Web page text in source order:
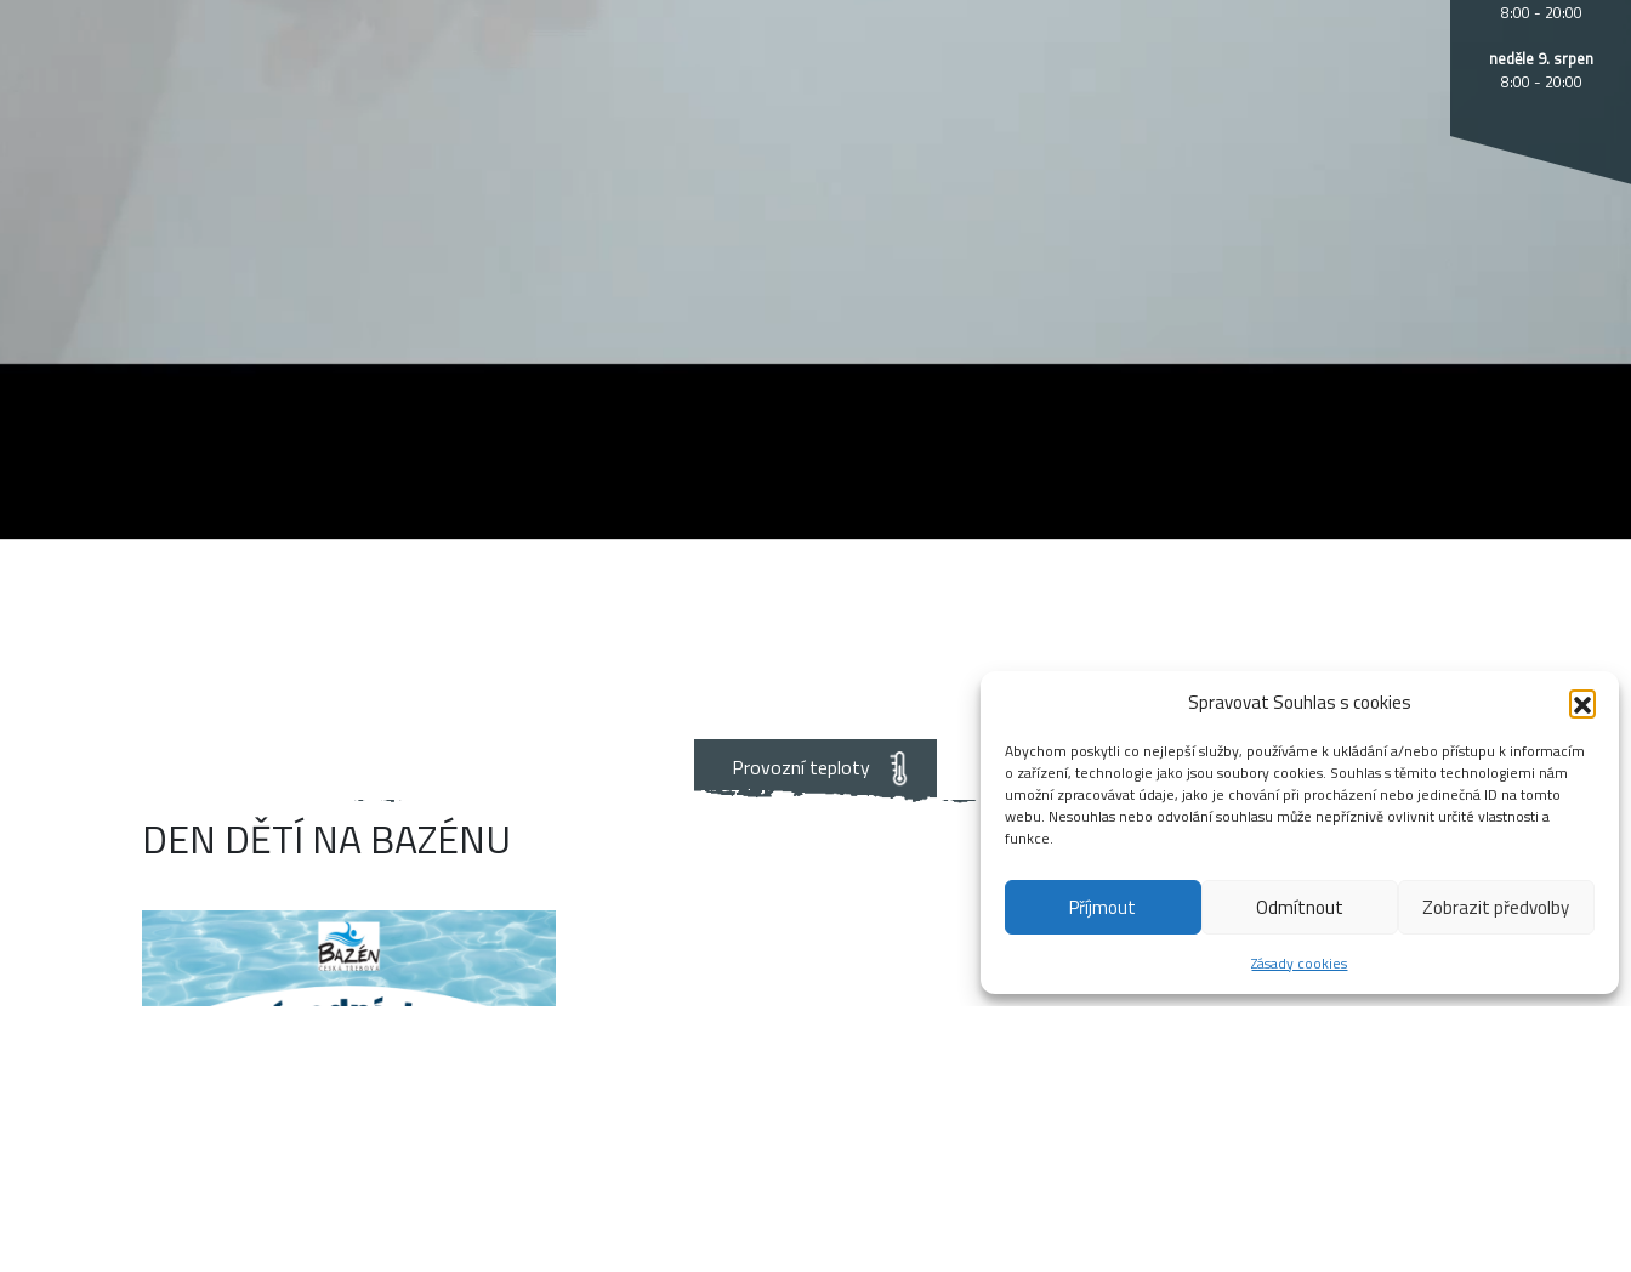
Spravovat Souhlas s cookies
Abychom poskytli co nejlepší služby, používáme k ukládání a/nebo přístupu k informacím
o zařízení, technologie jako jsou soubory cookies. Souhlas s těmito technologiemi nám
umožní zpracovávat údaje, jako je chování při procházení nebo jedinečná ID na tomto
webu. Nesouhlas nebo odvolání souhlasu může nepříznivě ovlivnit určité vlastnosti a
funkce.
Příjmout Odmítnout Zobrazit předvolby
Zásady cookies
8:00 - 20:00
neděle 9. srpen
8:00 - 20:00
Provozní teploty
Malý bazén
°C
Teplota vzduchu
DEN DĚTÍ NA BAZÉNU